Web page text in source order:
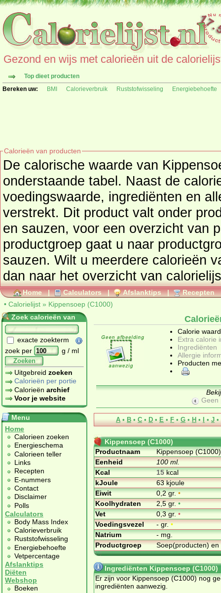
Gezond en wijs met calorieën uit de
Top dieet producten
Bereken uw:
BMI Calorieverbruik Ruststofwisseling Energiebehoefte
Calorieën van producten
De calorische waarde van
onderstaande tabel. Naast de calorieën wordt
voedingswaarde, ingrediënten en
verstrekt. Dit product valt onder
en sauzen, voor een overzicht van producten uit deze
productgroep gaat u naar
sauzen. Wilt u meerdere calorieën
dan naar het overzicht van
Home | Calculators | Afslanktips | Recepten
• Calorielijst » Kippensoep (C1000)
Zoek calorieën van
exacte zoekterm
zoek per
g / ml
Zoeken
Uitgebreid zoeken
Calorieën per portie
Calorieën archief
Voor je website
Menu
Home
Calorieen zoeken
Energieschema
Calorieen teller
Links
Recepten
E-nummers
Contact
Disclaimer
Polls
Calculators
Body Mass Index
Calorieverbruik
Ruststofwisseling
Energiebehoefte
Vetpercentage
Afslanktips
Diëten
Webshop
Boeken
Calorie
Extra calorie
Ingrediënten
Allergie
Producten
Geen
A • B • C • D • E • F • G • H • I • J •
Kippensoep (C1000)
Productnaam
Kippensoep (C1000)
Eenheid
100 ml.
Kcal
15kcal
kJoule
63 kjoule
Eiwit
0,2 gr.•
Koolhydraten
2,5 gr.•
Vet
0,3 gr.•
Voedingsvezel
- gr.•
Natrium
- mg.
Productgroep
Soep(producten)
Ingrediënten Kippensoep (C1000)
Er zijn voor Kippensoep (C1000) nog
ingrediënten aanwezig.